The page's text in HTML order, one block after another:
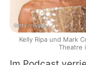
Getty Images
Kelly Ripa und Mark
Theatre